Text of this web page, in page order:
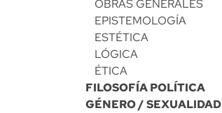
OBRAS GENERALES
EPISTEMOLOGÍA
ESTÉTICA
LÓGICA
ÉTICA
FILOSOFÍA POLÍTICA
GÉNERO / SEXUALIDAD